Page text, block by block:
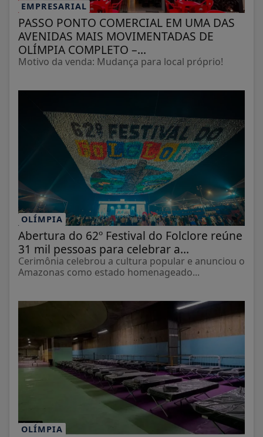
EMPRESARIAL
PASSO PONTO COMERCIAL EM UMA DAS
AVENIDAS MAIS MOVIMENTADAS DE
OLÍMPIA COMPLETO –...
Motivo da venda: Mudança para local próprio!
OLÍMPIA
Abertura do 62º Festival do Folclore reúne
31 mil pessoas para celebrar a...
Cerimônia celebrou a cultura popular e anunciou o
Amazonas como estado homenageado...
OLÍMPIA